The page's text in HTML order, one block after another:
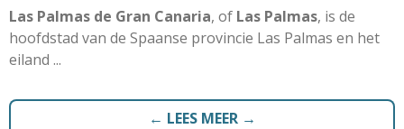
Las Palmas de Gran Canaria, of Las Palmas, is de
hoofdstad van de Spaanse provincie Las Palmas en het
eiland ...
← LEES MEER →